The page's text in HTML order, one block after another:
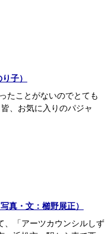
子）
たことがないのでとても
、お気に入りのパジャ
・文：櫛野展正）
、「アーツカウンシルしず